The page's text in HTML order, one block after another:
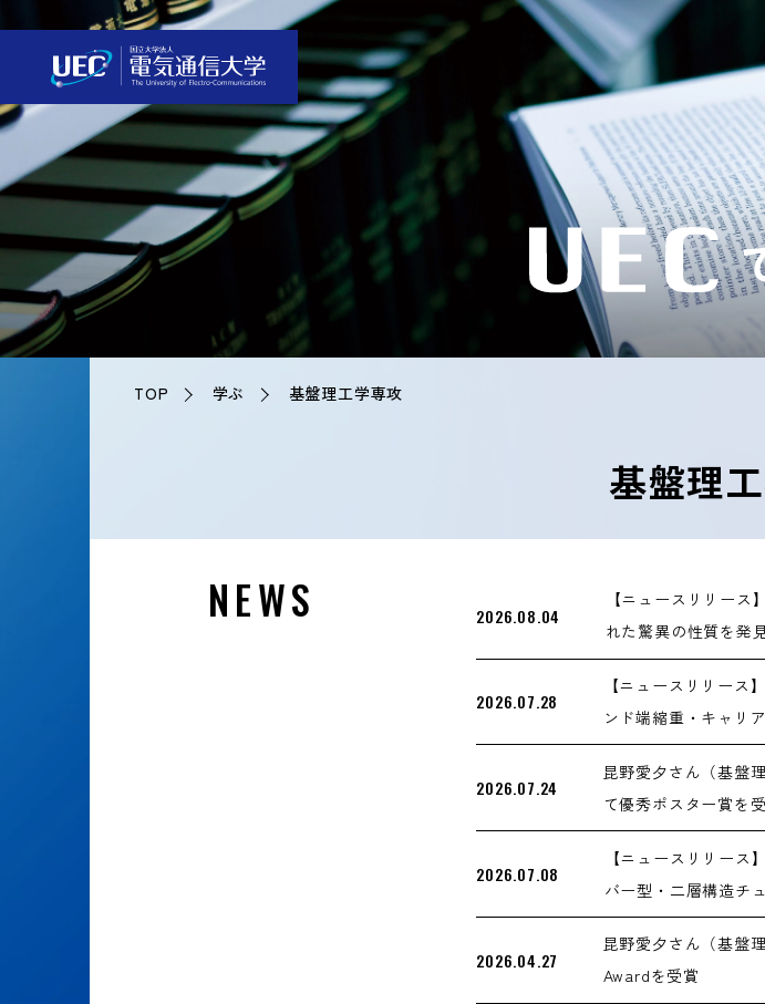
TOP 学ぶ 基盤理工学専攻
基盤理
NEWS 2026.08.04
【ニュースリリー
れた驚異の性質を発
2026.07.28
【ニュースリリー
ンド端縮重・キャリ
2026.07.24
昆野愛夕さん（基盤
て優秀ポスター賞を
2026.07.08
【ニュースリリー
バー型・二層構造チ
2026.04.27
昆野愛夕さん（基盤
Awardを受賞